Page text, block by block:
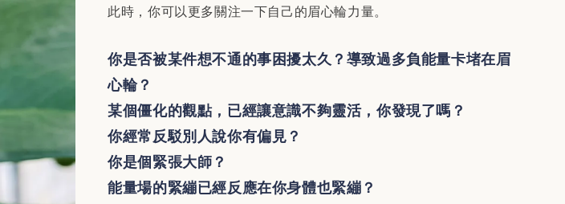
此時，你可以更多關注一下自己的眉心輪力量。
你是否被某件想不通的事困擾太久？導致過多負能量卡堵在眉
心輪？
某個僵化的觀點，已經讓意識不夠靈活，你發現了嗎？
你經常反駁別人說你有偏見？
你是個緊張大師？
能量場的緊繃已經反應在你身體也緊繃？